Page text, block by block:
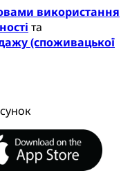
використання
та
(споживацької